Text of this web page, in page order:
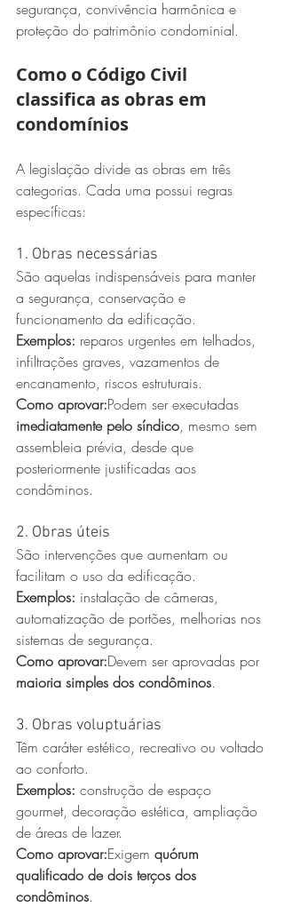
segurança, convivência harmônica e
proteção do patrimônio condominial.
Como o Código Civil
classifica as obras em
condomínios
A legislação divide as obras em três
categorias. Cada uma possui regras
específicas:
1. Obras necessárias
São aquelas indispensáveis para manter
a segurança, conservação e
funcionamento da edificação.
Exemplos: reparos urgentes em telhados,
infiltrações graves, vazamentos de
encanamento, riscos estruturais.
Como aprovar:Podem ser executadas
imediatamente pelo síndico, mesmo sem
assembleia prévia, desde que
posteriormente justificadas aos
condôminos.
2. Obras úteis
São intervenções que aumentam ou
facilitam o uso da edificação.
Exemplos: instalação de câmeras,
automatização de portões, melhorias nos
sistemas de segurança.
Como aprovar:Devem ser aprovadas por
maioria simples dos condôminos.
3. Obras voluptuárias
Têm caráter estético, recreativo ou voltado
ao conforto.
Exemplos: construção de espaço
gourmet, decoração estética, ampliação
de áreas de lazer.
Como aprovar:Exigem quórum
qualificado de dois terços dos
condôminos.